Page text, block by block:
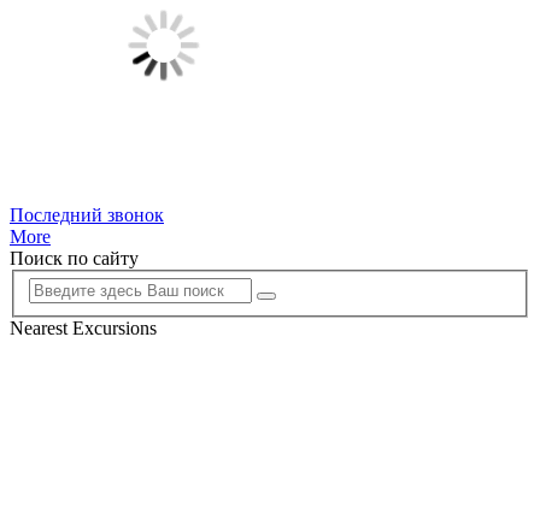
Последний звонок
More
Поиск по сайту
Nearest Excursions